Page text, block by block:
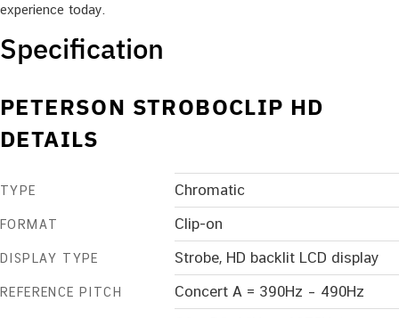
experience today.
Specification
PETERSON STROBOCLIP HD
DETAILS
TYPE Chromatic
FORMAT Clip-on
DISPLAY TYPE Strobe, HD backlit LCD display
REFERENCE PITCH Concert A = 390Hz – 490Hz